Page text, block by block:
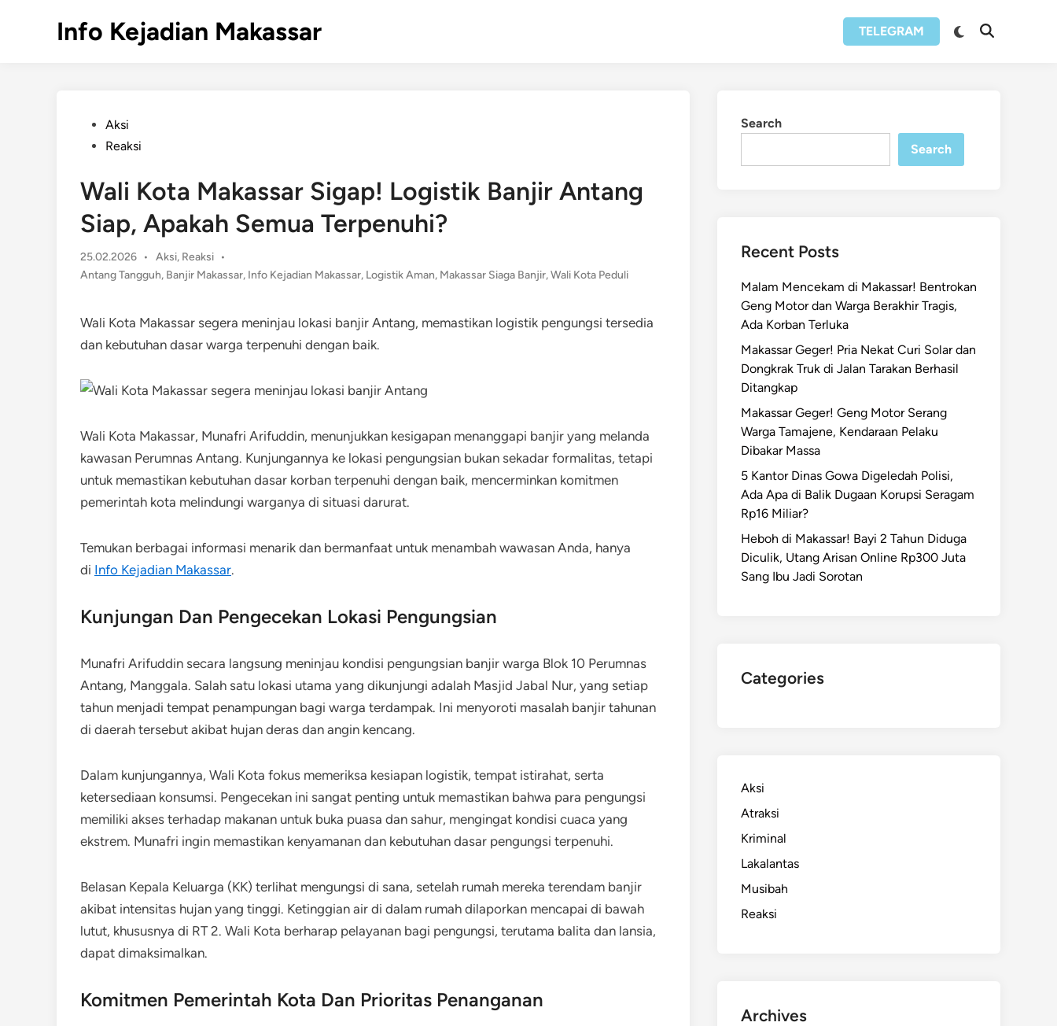
Info Kejadian Makassar TELEGRAM
Switch
Open
PostedAksi
Reaksi
Wali Kota Makassar Sigap! Logistik Banjir Antang
Siap, Apakah Semua Terpenuhi?
25.02.2026 •
Posted
in
Aksi, Reaksi
•
Antang Tangguh, Banjir Makassar, Info Kejadian Makassar, Logistik Aman, Makassar Siaga Banjir,Wali Kota Peduli
Wali Kota Makassar segera meninjau lokasi banjir Antang, memastikan logistik pengungsi tersedia
dan kebutuhan dasar warga terpenuhi dengan baik.
Wali Kota Makassar, Munafri Arifuddin, menunjukkan kesigapan menanggapi banjir yang melanda
kawasan Perumnas Antang. Kunjungannya ke lokasi pengungsian bukan sekadar formalitas, tetapi
untuk memastikan kebutuhan dasar korban terpenuhi dengan baik, mencerminkan komitmen
pemerintah kota melindungi warganya di situasi darurat.
Temukan berbagai informasi menarik dan bermanfaat untuk menambah wawasan Anda, hanya
di Info Kejadian Makassar.
Kunjungan Dan Pengecekan Lokasi Pengungsian
Munafri Arifuddin secara langsung meninjau kondisi pengungsian banjir warga Blok 10 Perumnas
Antang, Manggala. Salah satu lokasi utama yang dikunjungi adalah Masjid Jabal Nur, yang setiap
tahun menjadi tempat penampungan bagi warga terdampak. Ini menyoroti masalah banjir tahunan
di daerah tersebut akibat hujan deras dan angin kencang.
Dalam kunjungannya, Wali Kota fokus memeriksa kesiapan logistik, tempat istirahat, serta
ketersediaan konsumsi. Pengecekan ini sangat penting untuk memastikan bahwa para pengungsi
memiliki akses terhadap makanan untuk buka puasa dan sahur, mengingat kondisi cuaca yang
ekstrem. Munafri ingin memastikan kenyamanan dan kebutuhan dasar pengungsi terpenuhi.
Belasan Kepala Keluarga (KK) terlihat mengungsi di sana, setelah rumah mereka terendam banjir
akibat intensitas hujan yang tinggi. Ketinggian air di dalam rumah dilaporkan mencapai di bawah
lutut, khususnya di RT 2. Wali Kota berharap pelayanan bagi pengungsi, terutama balita dan lansia,
dapat dimaksimalkan.
Komitmen Pemerintah Kota Dan Prioritas Penanganan
Search
Search
Recent Posts
Malam Mencekam di Makassar! Bentrokan
Geng Motor dan Warga Berakhir Tragis,
Ada Korban Terluka
Makassar Geger! Pria Nekat Curi Solar dan
Dongkrak Truk di Jalan Tarakan Berhasil
Ditangkap
Makassar Geger! Geng Motor Serang
Warga Tamajene, Kendaraan Pelaku
Dibakar Massa
5 Kantor Dinas Gowa Digeledah Polisi,
Ada Apa di Balik Dugaan Korupsi Seragam
Rp16 Miliar?
Heboh di Makassar! Bayi 2 Tahun Diduga
Diculik, Utang Arisan Online Rp300 Juta
Sang Ibu Jadi Sorotan
Categories
Aksi
Atraksi
Kriminal
Lakalantas
Musibah
Reaksi
Archives